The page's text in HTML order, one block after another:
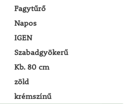
Fagytűrő
Napos
IGEN
Szabadgyökerű
Kb. 80 cm
zöld
krémszínű